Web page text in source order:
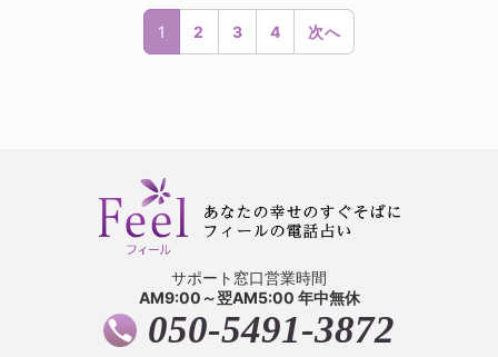
1 2 3 4 次へ
サポート窓口営業時間
AM9:00～翌AM5:00 年中無休
050-5491-3872